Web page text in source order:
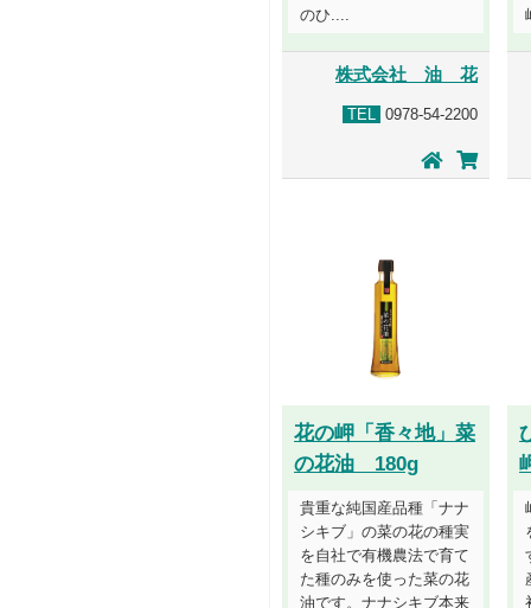
のひ....
株式会社 油 花
TEL 0978-54-2200
花の岬「香々地」菜
の花油 180g
貴重な純国産品種「ナナ
シキブ」の菜の花の種実
を自社で有機農法で育て
た種のみを使った菜の花
油です。ナナシキブ本来